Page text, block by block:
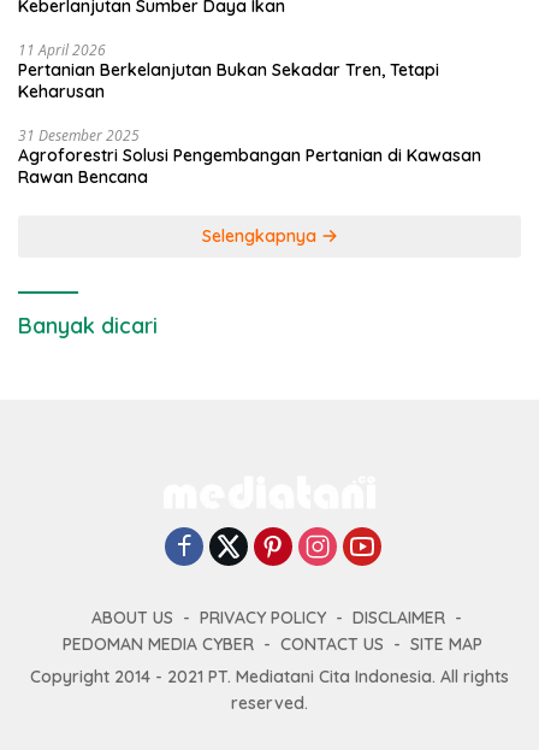
Keberlanjutan Sumber Daya Ikan
11 April 2026
Pertanian Berkelanjutan Bukan Sekadar Tren, Tetapi
Keharusan
31 Desember 2025
Agroforestri Solusi Pengembangan Pertanian di Kawasan
Rawan Bencana
Selengkapnya
Banyak dicari
ABOUT US PRIVACY POLICY
DISCLAIMER
PEDOMAN MEDIA CYBER
CONTACT US
SITE MAP
Copyright 2014 - 2021 PT. Mediatani Cita Indonesia. All rights
reserved.